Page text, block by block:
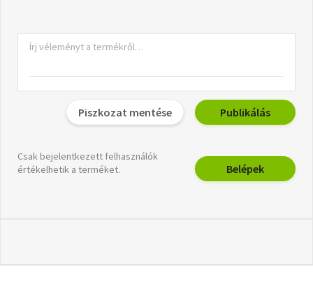
Piszkozat mentése Publikálás
Csak bejelentkezett felhasználók
értékelhetik a terméket.
Belépek